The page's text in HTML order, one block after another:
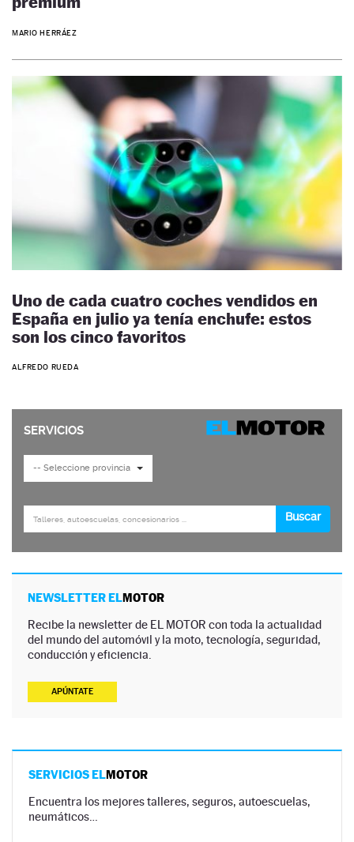
MARIO HERRÁEZ
Uno de cada cuatro coches vendidos en
España en julio ya tenía enchufe: estos
son los cinco favoritos
ALFREDO RUEDA
NEWSLETTER ELMOTOR
Recibe la newsletter de EL MOTOR con toda la actualidad
del mundo del automóvil y la moto, tecnología, seguridad,
conducción y eficiencia.
APÚNTATE
SERVICIOS ELMOTOR
Encuentra los mejores talleres, seguros, autoescuelas,
neumáticos…